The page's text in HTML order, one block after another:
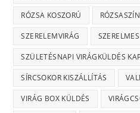
RÓZSA KOSZORÚ
SZERELEMVIRÁG
SZÜLETÉSNAPI VIRÁGKÜLDÉS
SÍRCSOKOR KISZÁLLÍTÁS
VIRÁG BOX KÜLDÉS